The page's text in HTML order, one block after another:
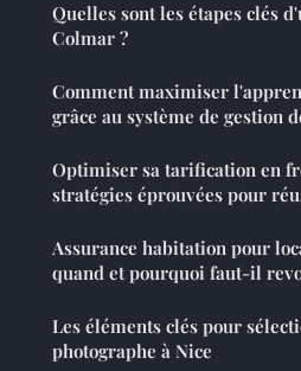
Quelles sont les étapes clés
Colmar ?
Comment maximiser
grâce au système de gestion
Optimiser sa tarification en
stratégies éprouvées pour
Assurance habitation pour
quand et pourquoi faut-il
Les éléments clés pour
photographe à Nice